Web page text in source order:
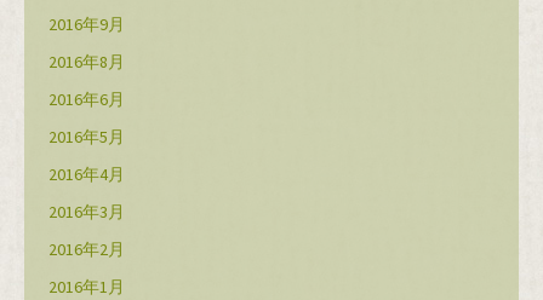
2016年9月
2016年8月
2016年6月
2016年5月
2016年4月
2016年3月
2016年2月
2016年1月